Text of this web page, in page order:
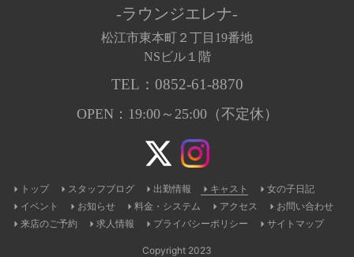
-ラウンジエレナ-
松江市東本町２丁目19番地
NSビル１階
TEL： 0852-61-8870
OPEN：19:00～25:00（不定休）
トップ スタッフブログ 出勤情報 キャスト
女の子日記
イベント
お知らせ 料金・システム アクセス
お問い合わせ
来店のご予約
求人情報 プライバシーポリシー サイトマップ
Copyright 2023